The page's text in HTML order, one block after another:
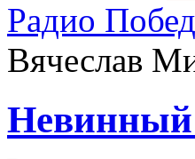
Радио
Вячеслав
Невинный